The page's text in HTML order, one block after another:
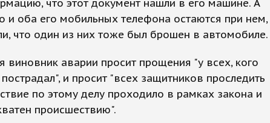
что этот документ нашли в его машине. А
и оба его мобильных телефона остаются при нем,
что один из них тоже был брошен в автомобиле.
виновник аварии просит прощения "у всех, кого
и просит "всех защитников проследить
по этому делу проходило в рамках закона и
происшествию".